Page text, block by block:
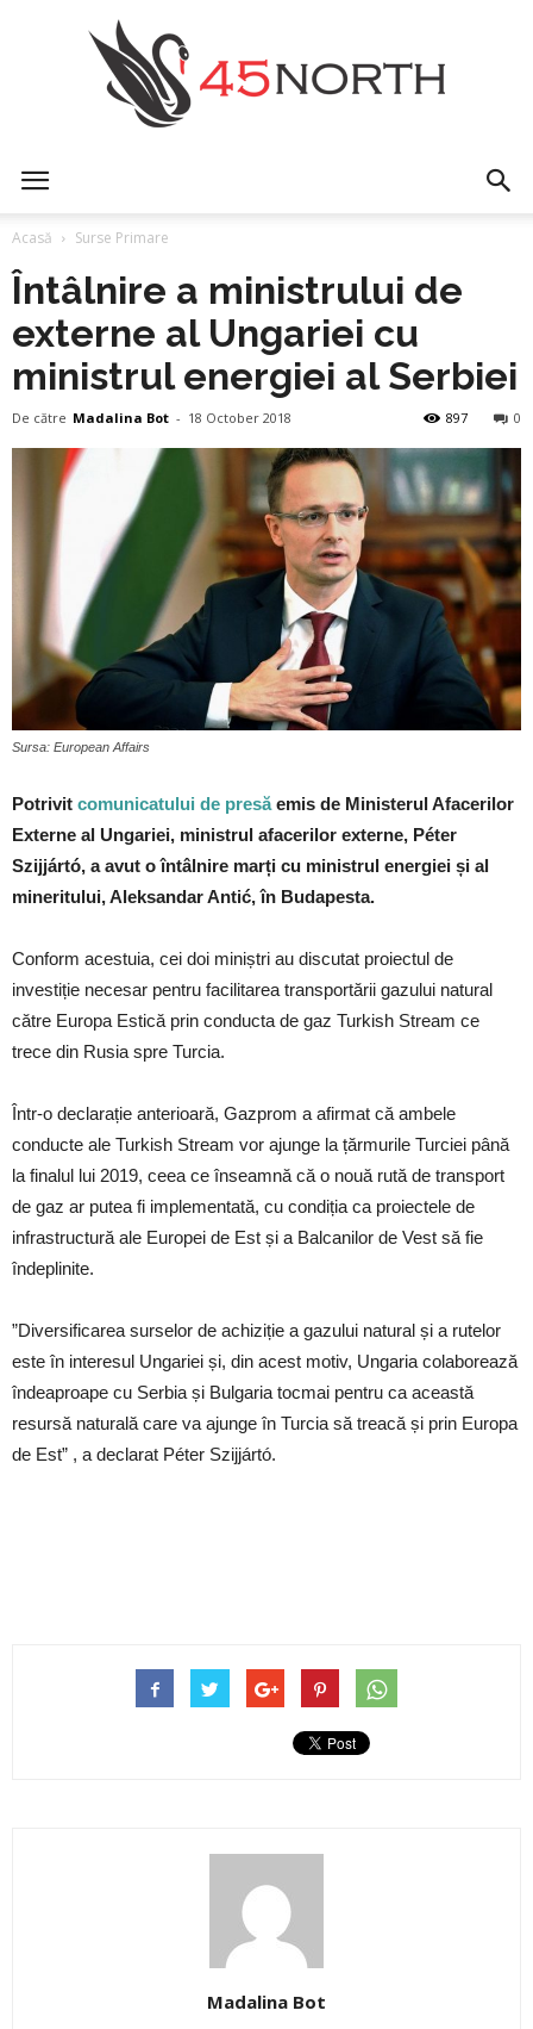
Acasă Surse Primare
Întâlnire a ministrului de
externe al Ungariei cu
ministrul energiei al Serbiei
De către Madalina Bot - 18 October 2018 0
897
Sursa: European Affairs
Potrivit comunicatului de presăemis de Ministerul Afacerilor
Externe al Ungariei, ministrul afacerilor externe, Péter
Szijjártó, a avut o întâlnire marți cu ministrul energiei și al
mineritului, Aleksandar Antić, în Budapesta.
Conform acestuia, cei doi miniștri au discutat proiectul de
investiție necesar pentru facilitarea transportării gazului natural
către Europa Estică prin conducta de gaz Turkish Stream ce
trece din Rusia spre Turcia.
Într-o declarație anterioară, Gazprom a afirmat că ambele
conducte ale Turkish Stream vor ajunge la țărmurile Turciei până
la finalul lui 2019, ceea ce înseamnă că o nouă rută de transport
de gaz ar putea fi implementată, cu condiția ca proiectele de
infrastructură ale Europei de Est și a Balcanilor de Vest să fie
îndeplinite.
”Diversificarea surselor de achiziție a gazului natural și a rutelor
este în interesul Ungariei și, din acest motiv, Ungaria colaborează
îndeaproape cu Serbia și Bulgaria tocmai pentru ca această
resursă naturală care va ajunge în Turcia să treacă și prin Europa
de Est” , a declarat Péter Szijjártó.
Madalina Bot